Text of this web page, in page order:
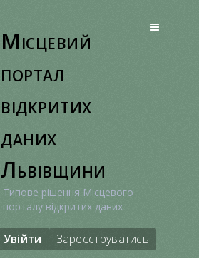
Місцевий
портал
відкритих
даних
Львівщини
Типове рішення Місцевого
порталу відкритих даних
Увійти Зареєструватись